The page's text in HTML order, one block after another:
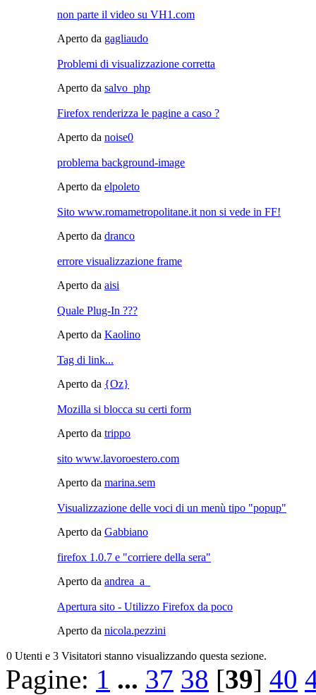
non parte il video su VH1.com
Aperto da gagliaudo
Problemi di visualizzazione corretta
Aperto da salvo_php
Firefox renderizza le pagine a caso ?
Aperto da noise0
problema background-image
Aperto da elpoleto
Sito www.romametropolitane.it non si vede in FF!
Aperto da dranco
errore visualizzazione frame
Aperto da aisi
Quale Plug-In ???
Aperto da Kaolino
Tag di link...
Aperto da {Oz}
Mozilla si blocca su certi form
Aperto da trippo
sito www.lavoroestero.com
Aperto da marina.sem
Visualizzazione delle voci di un menù tipo "popup"
Aperto da Gabbiano
firefox 1.0.7 e "corriere della sera"
Aperto da andrea_a_
Apertura sito - Utilizzo Firefox da poco
Aperto da nicola.pezzini
0 Utenti e 3 Visitatori stanno visualizzando questa sezione.
Pagine: 1 ... 37 38 [39] 40